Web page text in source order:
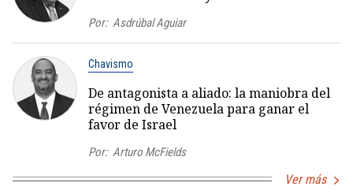
Por: Asdrúbal Aguiar
Chavismo
De antagonista a aliado: la maniobra del
régimen de Venezuela para ganar el
favor de Israel
Por: Arturo McFields
Ver más